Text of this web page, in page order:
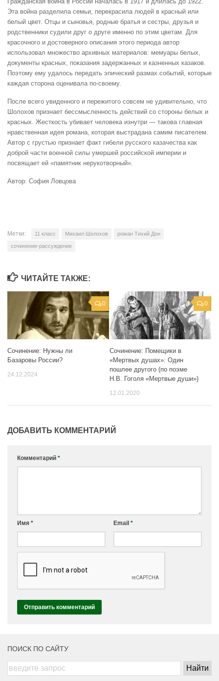
Эта война разделила семьи, перекрасила людей в красный или
белый цвет. Отцы и сыновья, родные братья и сестры, друзья и
родственники судили друг о друге именно по этим цветам. Для
красочного и достоверного описания этого периода автор
использовал множество архивных материалов: мемуары белых,
документы красных, показания задержанных и казненных казаков.
Поэтому ему удалось передать эпический размах событий, которые
каждая сторона оценивала по-своему.
После всего увиденного и пережитого совсем не удивительно, что
Шолохов признает бессмысленность действий со стороны белых и
красных. Жесткость убивает человека изнутри — такова главная
нравственная идея романа, которая выстрадана самим писателем.
Автор с грустью признает факт гибели русского казачества как
доброй части военной силы умершей российской империи и
посвящает ей «памятник нерукотворный».
Автор: София Ловцова
Метки: 11 класс Михаил Шолохов роман Тихий Дон
сочинение-рассуждение
ЧИТАЙТЕ ТАКЖЕ:
0
Сочинение: Нужны ли
Базаровы России?
24.12.2024
0
Сочинение: Помещики в
«Мертвых душах»: Один
пошлее другого (по поэме
Н.В. Гоголя «Мертвые души»)
12.01.2020
ДОБАВИТЬ КОММЕНТАРИЙ
Комментарий *
Имя * Email *
ПОИСК ПО САЙТУ